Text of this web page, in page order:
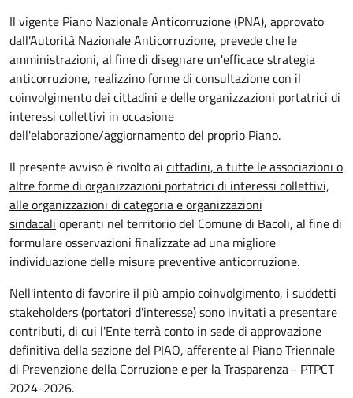
Il vigente Piano Nazionale Anticorruzione (PNA), approvato
dall'Autorità Nazionale Anticorruzione, prevede che le
amministrazioni, al fine di disegnare un'efficace strategia
anticorruzione, realizzino forme di consultazione con il
coinvolgimento dei cittadini e delle organizzazioni portatrici di
interessi collettivi in occasione
dell'elaborazione/aggiornamento del proprio Piano.
Il presente avviso è rivolto ai cittadini, a tutte le associazioni o
altre forme di organizzazioni portatrici di interessi collettivi,
alle organizzazioni di categoria e organizzazioni
sindacali operanti nel territorio del Comune di Bacoli, al fine di
formulare osservazioni finalizzate ad una migliore
individuazione delle misure preventive anticorruzione.
Nell'intento di favorire il più ampio coinvolgimento, i suddetti
stakeholders (portatori d'interesse) sono invitati a presentare
contributi, di cui l'Ente terrà conto in sede di approvazione
definitiva della sezione del PIAO, afferente al Piano Triennale
di Prevenzione della Corruzione e per la Trasparenza - PTPCT
2024-2026.